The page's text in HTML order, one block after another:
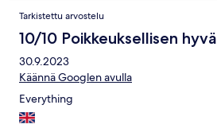
Tarkistettu arvostelu
10/10 Poikkeuksellisen hyvä
30.9.2023
Käännä Googlen avulla
Everything